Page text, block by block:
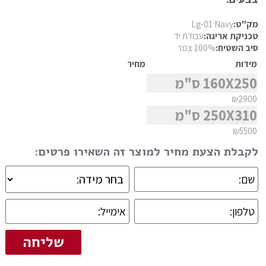
פרסי נהין
פרסי סנה
פרסי קום
פרסי קום משי
פרסי קלארדש
פרסי קשאן
מק"ט:Lg-01 Navy
טכניקת אריגה:עבודת יד
סיב השטיח:100% צמר
מידות
מחיר
160X250 ס"מ
₪2900
250X310 ס"מ
₪5500
לקבלת הצעת מחיר למוצר זה השאירו פרטים: